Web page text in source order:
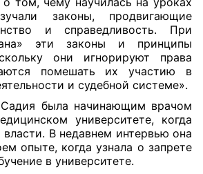
законы, продвигающие
и справедливость. При
эти законы и принципы
они игнорируют права
помешать их участию в
и судебной системе».
Садия была начинающим врачом
университете, когда
В недавнем интервью она
опыте, когда узнала о запрете
в университете.